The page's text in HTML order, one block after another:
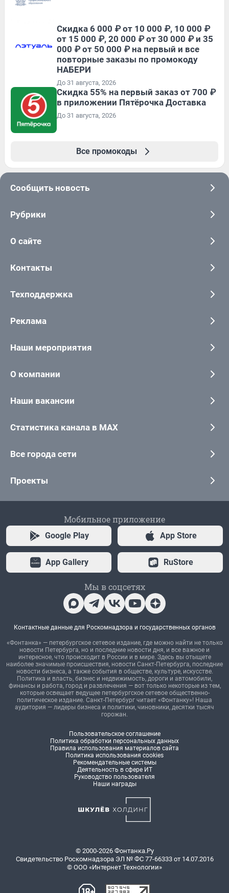
Скидка 6 000 ₽ от 10 000 ₽, 10 000 ₽
от 15 000 ₽, 20 000 ₽ от 30 000 ₽ и 35
000 ₽ от 50 000 ₽ на первый и все
повторные заказы по промокоду
НАБЕРИ
До 31 августа, 2026
Скидка 55% на первый заказ от 700 ₽
в приложении Пятёрочка Доставка
До 31 августа, 2026
Все промокоды
Сообщить новость
Рубрики
О сайте
Контакты
Техподдержка
Реклама
Наши мероприятия
О компании
Наши вакансии
Статистика канала в MAX
Все города сети
Проекты
Мобильное приложение
Google Play App Store
App Gallery RuStore
Мы в соцсетях
Контактные данные для Роскомнадзора и государственных органов
«Фонтанка» — петербургское сетевое издание, где можно найти не только
новости Петербурга, но и последние новости дня, и все важное и
интересное, что происходит в России и в мире. Здесь вы отыщете
наиболее значимые происшествия, новости Санкт-Петербурга, последние
новости бизнеса, а также события в обществе, культуре, искусстве.
Политика и власть, бизнес и недвижимость, дороги и автомобили,
финансы и работа, город и развлечения — вот только некоторые из тем,
которые освещает ведущее петербургское сетевое общественно-
политическое издание. Санкт-Петербург читает «Фонтанку»! Наша
аудитория — лидеры бизнеса и политики, чиновники, десятки тысяч
горожан.
Пользовательское соглашение
Политика обработки персональных данных
Правила использования материалов сайта
Политика использования cookies
Рекомендательные системы
Деятельность в сфере ИТ
Руководство пользователя
Наши награды
© 2000-2026 Фонтанка.Ру
Свидетельство Роскомнадзора ЭЛ № ФС 77-66333 от 14.07.2016
© ООО «Интернет Технологии»